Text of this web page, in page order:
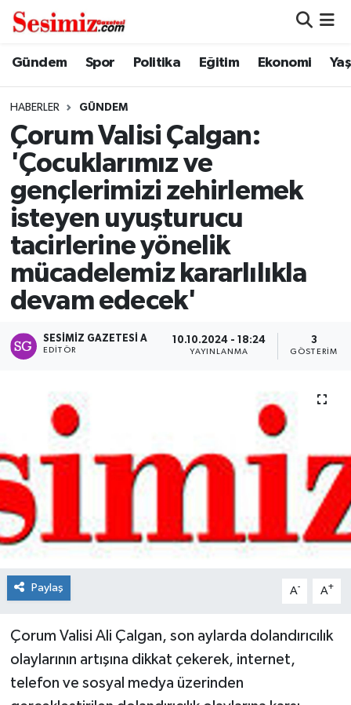
Gündem Spor Politika Eğitim Ekonomi
HABERLER GÜNDEM
Çorum Valisi Çalgan:
'Çocuklarımız ve
gençlerimizi zehirlemek
isteyen uyuşturucu
tacirlerine yönelik
mücadelemiz kararlılıkla
devam edecek'
SESIMIZ GAZETESI A
EDITÖR
10.10.2024 - 18:24
YAYINLANMA
3
GÖSTERIM
Paylaş A- A+
Çorum Valisi Ali Çalgan, son aylarda dolandırıcılık
olaylarının artışına dikkat çekerek, internet,
telefon ve sosyal medya üzerinden
Dünya
Ekonomi
Genel
Gündem
Magazin
Politika
Sağlık
Teknoloji
Tokat Haberleri
Nöbetçi Eczaneler
Hava Durumu
Namaz Vakitleri
Trafik Durumu
Süper Lig Puan Durumu ve Fikstür
Tüm Manşetler
Son Dakika Haberleri
Haber Arşivi